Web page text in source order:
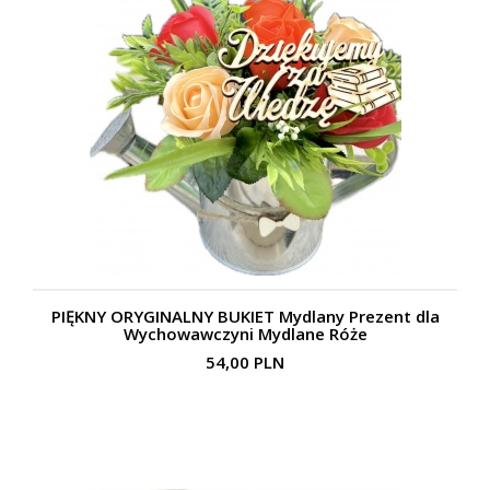
PIĘKNY ORYGINALNY BUKIET Mydlany Prezent dla
Wychowawczyni Mydlane Róże
54,00 PLN